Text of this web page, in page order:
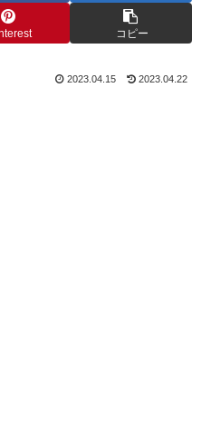
コピー
2023.04.15 2023.04.22